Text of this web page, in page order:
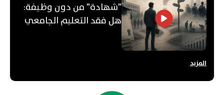
"شهادة" من دون وظيفة:
هل فقد التعليم الجامعي
المزيد